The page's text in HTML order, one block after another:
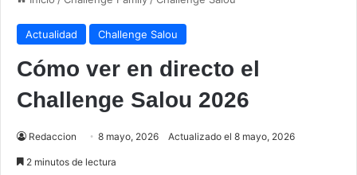
Actualidad Challenge Salou
Cómo ver en directo el
Challenge Salou 2026
Redaccion 8 mayo, 2026 Actualizado el 8 mayo, 2026
2 minutos de lectura